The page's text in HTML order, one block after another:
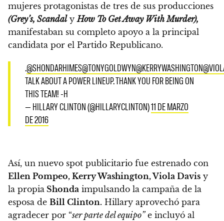
mujeres protagonistas de tres de sus producciones
(Grey’s, ScandalyHow To Get Away With Murder),
manifestaban su completo apoyo a la principal
candidata por el Partido Republicano.
.@SHONDARHIMES@TONYGOLDWYN@KERRYWASHINGTON
TALK ABOUT A POWER LINEUP. THANK YOU FOR BEING ON
THIS TEAM! -H
— HILLARY CLINTON (@HILLARYCLINTON)11 DE MARZO
DE 2016
Así, un nuevo spot publicitario fue estrenado con
Ellen Pompeo, Kerry Washington, Viola Davis y
la propia Shonda impulsando la campaña de la
esposa de Bill Clinton. Hillary aprovechó para
agradecer por “ser parte del equipo”e incluyó al